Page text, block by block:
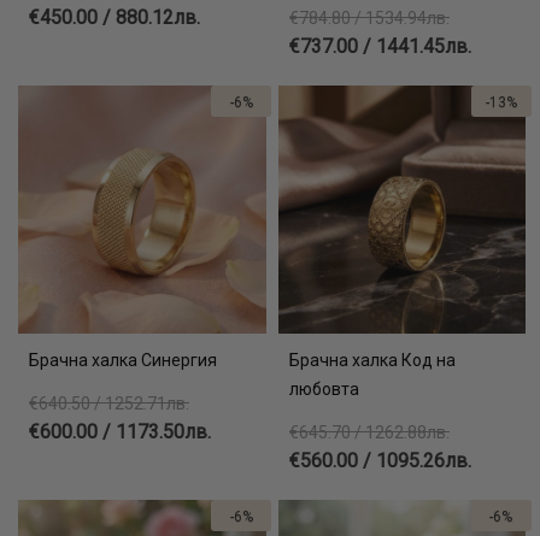
€450.00 / 880.12лв. €784.80 / 1534.94лв.
€737.00 / 1441.45лв.
Брачна халка Синергия
€640.50 / 1252.71лв.
€600.00 / 1173.50лв.
-6%
Брачна халка Код на
любовта
€645.70 / 1262.88лв.
€560.00 / 1095.26лв.
-13%
-6% -6%